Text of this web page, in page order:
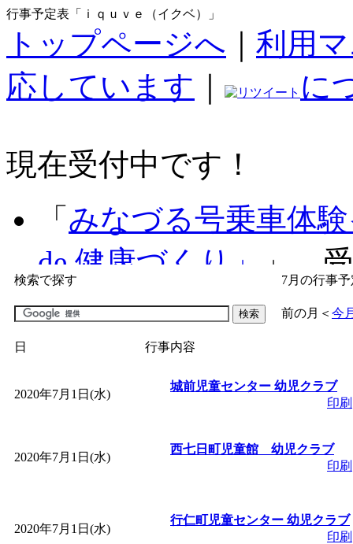
行事予定表「ｉｑｕｖｅ（イクベ）」
トップページへ
利用
応しています
に
現在受付中です！
「 みなづる号乗車体
de 健康づくり」
」 受
「子育て交流広場「
間：2026/07/09～
「皆鶴姫のこびる塾
「 子育て講座「ばん
2026/07/10～2026/08/
検索で探す 7月の行事
前の月 ＜ 今
日 行事内容
2020年7月1日(水)
城前児童センター 幼児クラブ
印刷
2020年7月1日(水)
西七日町児童館 幼児クラブ
印刷
2020年7月1日(水)
行仁町児童センター 幼児クラブ
印刷